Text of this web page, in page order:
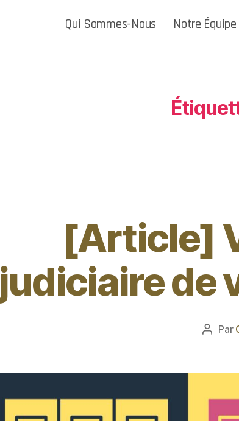
Qui Sommes-Nous Notre Équipe
[Article]
judiciaire de
Par